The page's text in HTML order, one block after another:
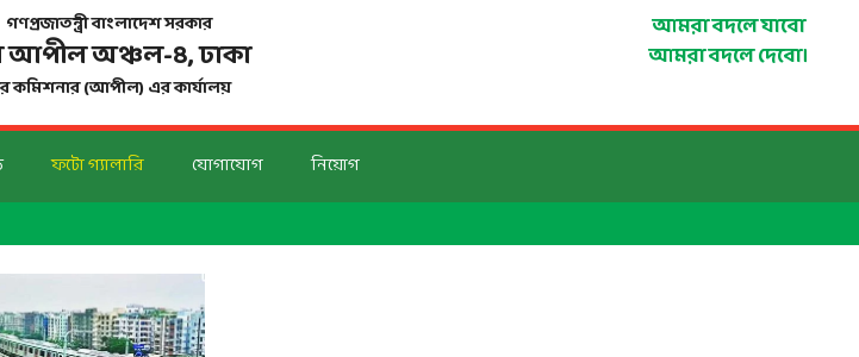
গণপ্রজাতন্ত্রী বাংলাদেশ সরকার
আপীল অঞ্চল-৪, ঢাকা
কমিশনার (আপীল) এর কার্যালয়
আমরা বদলে যাবো
আমরা বদলে দেবো।
ফটো গ্যালারি যোগাযোগ নিয়োগ